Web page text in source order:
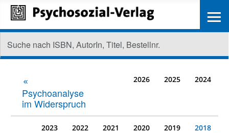
Psychoanalyse
im Widerspruch
2026 2025 2024
2023 2022 2021 2020 2019 2018
≡